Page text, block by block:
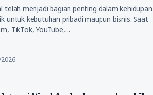
telah menjadi bagian penting dalam kehidupan
untuk kebutuhan pribadi maupun bisnis. Saat
TikTok, YouTube,…